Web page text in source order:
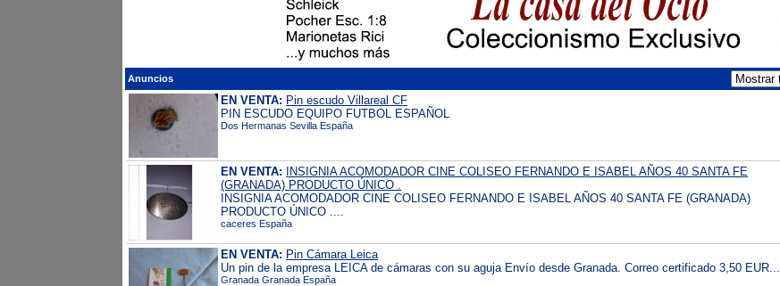
Anuncios
EN VENTA: Pin escudo Villareal CF
PIN ESCUDO EQUIPO FUTBOL ESPAÑOL
Dos Hermanas Sevilla España
EN VENTA:
INSIGNIA ACOMODADOR CINE COLISEO FERNANDO E ISABEL AÑOS 40 SANTA FE
(GRANADA) PRODUCTO ÚNICO .
INSIGNIA ACOMODADOR CINE COLISEO FERNANDO E ISABEL AÑOS 40 SANTA FE (GRANADA)
PRODUCTO ÚNICO ....
caceres España
EN VENTA: Pin Cámara Leica
Un pin de la empresa LEICA de cámaras con su aguja Envío desde Granada. Correo certificado 3,50 EUR...
Granada Granada España